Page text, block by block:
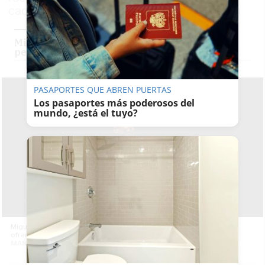
cada número y en el que no se guarda nada
Miguel Poveda: "Me riño muchísimo, soy mi
peor crítico"
Miguel Poveda, anoche, en la primera de las cuatro funciones que
ofrece este fin de semana en Jerez. -
MANU GARCÍA
PASAPORTES QUE ABREN PUERTAS
Los pasaportes más poderosos del
mundo, ¿está el tuyo?